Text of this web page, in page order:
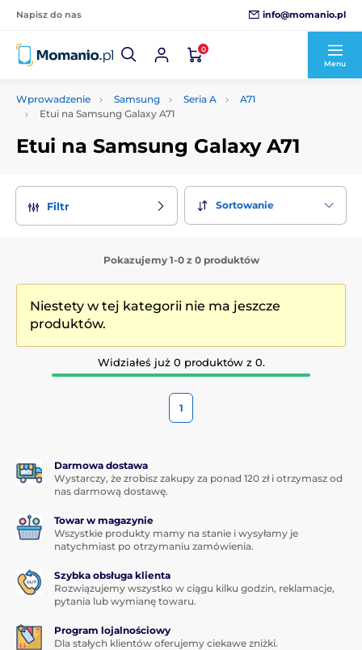
Napisz do nas info@momanio.pl
0
Menu
Wprowadzenie Samsung Seria A
A71
Etui na Samsung Galaxy A71
Etui na Samsung Galaxy A71
Filtr Sortowanie
Pokazujemy 1-0 z 0 produktów
Niestety w tej kategorii nie ma jeszcze
produktów.
Widziałeś już 0 produktów z 0.
1
Darmowa dostawa
Wystarczy, że zrobisz zakupy za ponad 120 zł i otrzymasz od
nas darmową dostawę.
Towar w magazynie
Wszystkie produkty mamy na stanie i wysyłamy je
natychmiast po otrzymaniu zamówienia.
Szybka obsługa klienta
Rozwiązujemy wszystko w ciągu kilku godzin, reklamacje,
pytania lub wymianę towaru.
Program lojalnościowy
Dla stałych klientów oferujemy ciekawe zniżki.